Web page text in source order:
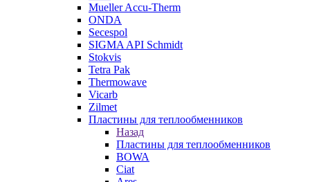
Mueller Accu-Therm
ONDA
Secespol
SIGMA API Schmidt
Stokvis
Tetra Pak
Thermowave
Vicarb
Zilmet
Пластины для теплообменников
Назад
Пластины для теплообменников
BOWA
Ciat